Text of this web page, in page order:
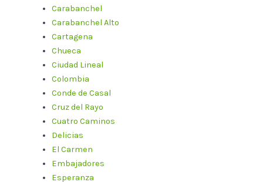
Carabanchel
Carabanchel Alto
Cartagena
Chueca
Ciudad Lineal
Colombia
Conde de Casal
Cruz del Rayo
Cuatro Caminos
Delicias
El Carmen
Embajadores
Esperanza